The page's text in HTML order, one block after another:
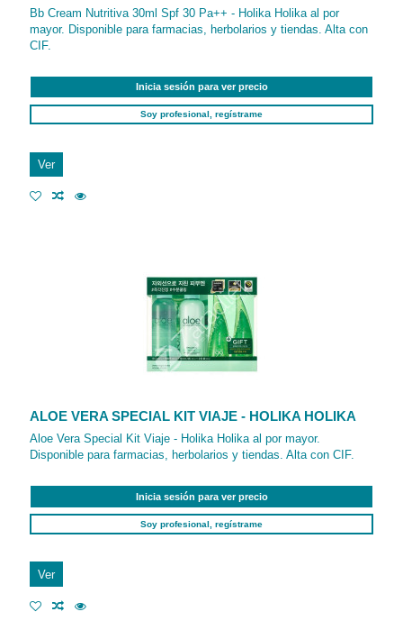
Bb Cream Nutritiva 30ml Spf 30 Pa++ - Holika Holika al por
mayor. Disponible para farmacias, herbolarios y tiendas. Alta con
CIF.
Inicia sesión para ver precio
Soy profesional, regístrame
Ver
ALOE VERA SPECIAL KIT VIAJE - HOLIKA HOLIKA
Aloe Vera Special Kit Viaje - Holika Holika al por mayor.
Disponible para farmacias, herbolarios y tiendas. Alta con CIF.
Inicia sesión para ver precio
Soy profesional, regístrame
Ver